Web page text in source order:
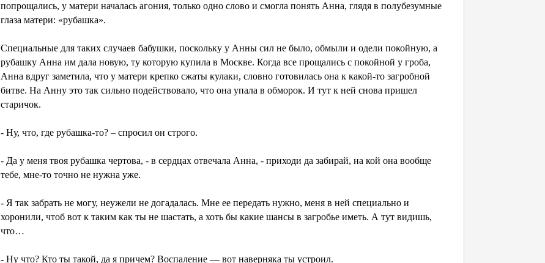
попрощались, у матери началась агония, только одно слово и смогла понять Анна, глядя в полубезумные
глаза матери: «рубашка».
Специальные для таких случаев бабушки, поскольку у Анны сил не было, обмыли и одели покойную, а
рубашку Анна им дала новую, ту которую купила в Москве. Когда все прощались с покойной у гроба,
Анна вдруг заметила, что у матери крепко сжаты кулаки, словно готовилась она к какой-то загробной
битве. На Анну это так сильно подействовало, что она упала в обморок. И тут к ней снова пришел
старичок.
- Ну, что, где рубашка-то? – спросил он строго.
- Да у меня твоя рубашка чертова, - в сердцах отвечала Анна, - приходи да забирай, на кой она вообще
тебе, мне-то точно не нужна уже.
- Я так забрать не могу, неужели не догадалась. Мне ее передать нужно, меня в ней специально и
хоронили, чтоб вот к таким как ты не шастать, а хоть бы какие шансы в загробье иметь. А тут видишь,
что…
- Ну что? Кто ты такой, да я причем? Воспаление — вот наверняка ты устроил.